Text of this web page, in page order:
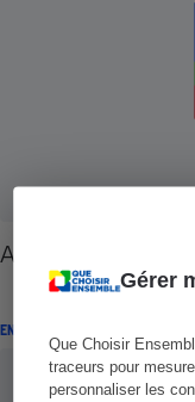
Gérer
Que Choisir
traceurs pour
personnaliser les
Assurance auto -
ENQUÊTE